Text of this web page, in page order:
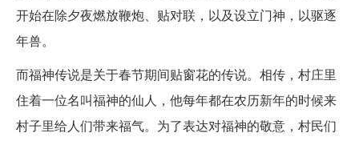
开始在除夕夜燃放鞭炮、贴对联，以及设立门神，以驱逐
年兽。
而福神传说是关于春节期间贴窗花的传说。相传，村庄里
住着一位名叫福神的仙人，他每年都在农历新年的时候来
村子里给人们带来福气。为了表达对福神的敬意，村民们